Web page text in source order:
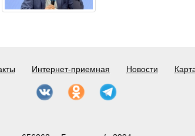
Интернет-приемная Новости